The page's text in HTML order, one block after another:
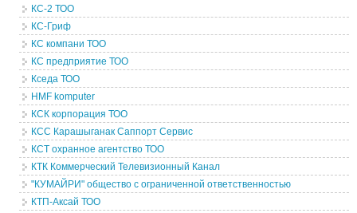
КС-2 ТОО
КС-Гриф
КС компани ТОО
КС предприятие ТОО
Кседа ТОО
HMF komputer
КСК корпорация ТОО
КСС Карашыганак Саппорт Сервис
КСТ охранное агентство ТОО
КТК Коммерческий Телевизионный Канал
"КУМАЙРИ" общество с ограниченной ответственностью
КТП-Аксай ТОО